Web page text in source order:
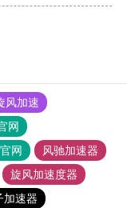
风加速
网
网
风驰加速器
旋风加速度器
加速器